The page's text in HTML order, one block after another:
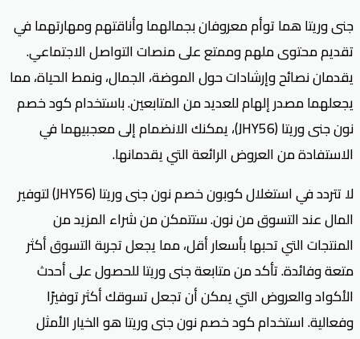
جنى وريتا هما توأم معروفان بجمالهما وأناقتهم ومهارتهما في
تقديم محتوى ملهم وممتع على منصات التواصل الاجتماعي.
يقدمان نصائح وإرشادات حول الموضة، الجمال، ونمط الحياة، مما
يجعلهما مصدر إلهام للعديد من المتابعين. باستخدام كود خصم
نون جنى وريتا (JHY56)، يمكنك الانضمام إلى معجبيهما في
الاستفادة من العروض الرائعة التي يقدمانها.
لا تتردد في استغلال كوبون خصم نون جنى وريتا (JHY56) لتوفير
المال عند التسوق من نون. ستتمكن من شراء المزيد من
المنتجات التي تحبها بأسعار أقل، مما يجعل تجربة التسوق أكثر
متعة وفائدة. تأكد من متابعة جنى وريتا للحصول على أحدث
الأكواد والعروض التي يمكن أن تجعل تسوقك أكثر توفيرًا
وفعالية. استخدام كود خصم نون جنى وريتا هو الخيار الأمثل